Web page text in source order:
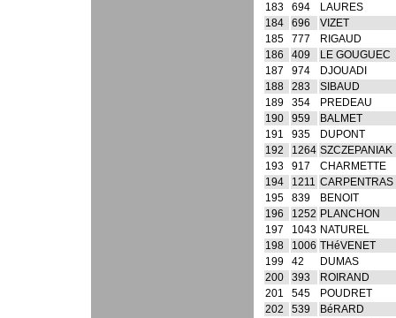
183
694
LAURES
184
696
VIZET
185
777
RIGAUD
186
409
LE GOUGUEC
187
974
DJOUADI
188
283
SIBAUD
189
354
PREDEAU
190
959
BALMET
191
935
DUPONT
192
1264 SZCZEPANIAK
193
917
CHARMETTE
194
1211 CARPENTRAS
195
839
BENOIT
196
1252 PLANCHON
197
1043 NATUREL
198
1006 THéVENET
199
42
DUMAS
200
393
ROIRAND
201
545
POUDRET
202
539
BéRARD